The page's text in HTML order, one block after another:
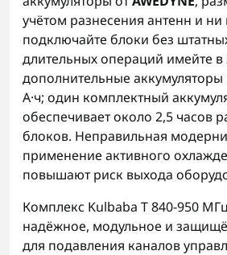
учётом разнесения антенн и ни
подключайте блоки без
длительных операций имейте в
дополнительные аккумуляторы
А·ч; один комплектный
обеспечивает около 2,5 часов
блоков. Неправильная
применение активного
повышают риск выхода
Комплекс Kulbaba T 840-950
надёжное, модульное и
для подавления каналов